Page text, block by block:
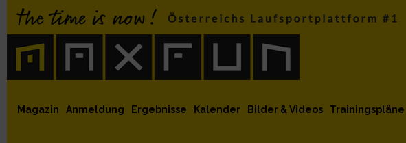
MaxFun Newsletter abonnieren
MaxFun auf Instagram
MaxFun auf Twitter
auf Youtube
auf Facebook
Magazin Anmeldung Ergebnisse Kalender Bilder & Videos Trainingspläne